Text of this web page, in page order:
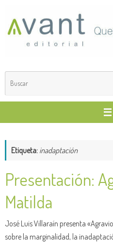
contenido
Etiqueta:inadaptación
Presentación:
Matilda
José Luis Villaraín presenta
sobre la marginalidad, la